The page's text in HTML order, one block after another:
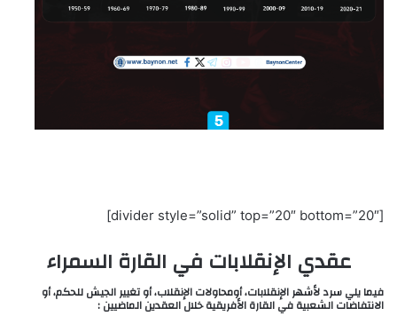
[divider style=”solid” top=”20″ bottom=”20″]
عقدي الإنقلابات في القارة السمراء
فيما يلي سرد لأشهر الإنقلابات، أومحاولات الإنقلاب، أو تغيير الجيش للحكم، أو
الانتفاضات الشعبية في القارة الأفريقية خلال العقدين الماضيين :